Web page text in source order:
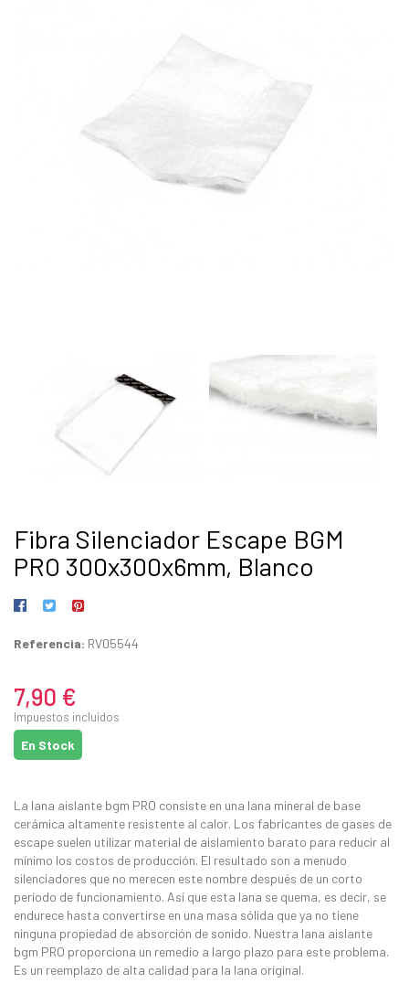
Fibra Silenciador Escape BGM
PRO 300x300x6mm, Blanco
Referencia: RV05544
7,90 €
Impuestos incluidos
En Stock
La lana aislante bgm PRO consiste en una lana mineral de base
cerámica altamente resistente al calor. Los fabricantes de gases de
escape suelen utilizar material de aislamiento barato para reducir al
mínimo los costos de producción. El resultado son a menudo
silenciadores que no merecen este nombre después de un corto
período de funcionamiento. Así que esta lana se quema, es decir, se
endurece hasta convertirse en una masa sólida que ya no tiene
ninguna propiedad de absorción de sonido. Nuestra lana aislante
bgm PRO proporciona un remedio a largo plazo para este problema.
Es un reemplazo de alta calidad para la lana original.